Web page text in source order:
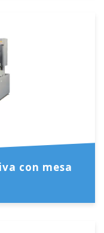
con mesa